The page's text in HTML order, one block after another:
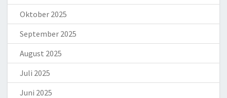
Oktober 2025
September 2025
August 2025
Juli 2025
Juni 2025